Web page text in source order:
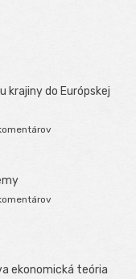
krajiny do Európskej
ekonomická teória